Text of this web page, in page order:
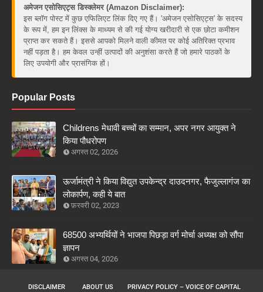
अमेजन एसोसिएट्स डिस्क्लेमर (Amazon Disclaimer):
इस ब्लॉग पोस्ट में कुछ एफिलिएट लिंक दिए गए हैं। 'अमेजन एसोसिएट्स' के सदस्य
के रूप में, हम इन लिंक्स के माध्यम से की गई योग्य खरीदारी से एक छोटा कमीशन
प्राप्त कर सकते हैं। इससे आपको मिलने वाली कीमत पर कोई अतिरिक्त प्रभाव
नहीं पड़ता है। हम केवल उन्हीं उत्पादों की अनुशंसा करते हैं जो हमारे पाठकों के
लिए उपयोगी और प्रासंगिक हों।
Popular Posts
Childrens मेधावी बच्चों का सम्मान, अपर नगर आयुक्त ने
किया पौधरोपण
अगस्त 02, 2026
ऊर्जामंत्री ने किया विद्युत उपकेन्द्र दाउदनगर, फैजुल्लागंज का
लोकार्पण, कही ये बात
फ़रवरी 02, 2023
68500 अभ्यर्थियों ने भाजपा पिछड़ा वर्ग मोर्चा अध्यक्ष को सौंपा
ज्ञापन
अगस्त 04, 2026
DISCLAIMER ABOUT US PRIVACY POLICY – VOICE OF CAPITAL